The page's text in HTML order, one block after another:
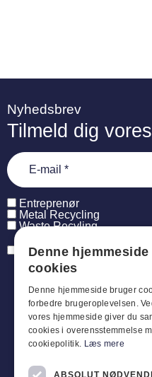
Nyhedsbrev
Tilmeld dig
Entreprenør
Metal Recycling
Waste Recyling
Jeg har læst og
Denne
cookies
Denne hjemmeside bruger
forbedre brugeroplevelsen.
vores hjemmeside giver du
cookies i overensstemmelse
cookiepolitik. Læs mere
ABSOLUT